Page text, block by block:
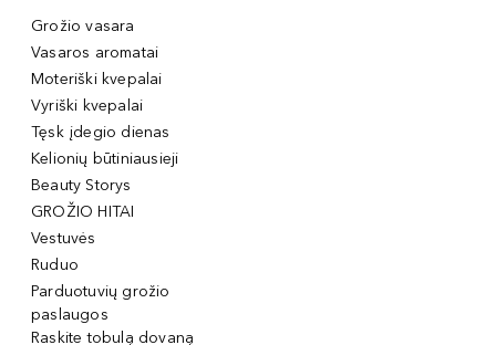
Grožio vasara
Vasaros aromatai
Moteriški kvepalai
Vyriški kvepalai
Tęsk įdegio dienas
Kelionių būtiniausieji
Beauty Storys
GROŽIO HITAI
Vestuvės
Ruduo
Parduotuvių grožio
paslaugos
Raskite tobulą dovaną